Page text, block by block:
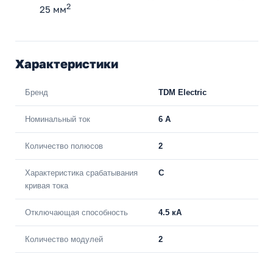
25 мм2
Характеристики
Бренд TDM Electric
Номинальный ток 6 A
Количество полюсов 2
Характеристика срабатывания
кривая тока
C
Отключающая способность 4.5 кА
Количество модулей 2